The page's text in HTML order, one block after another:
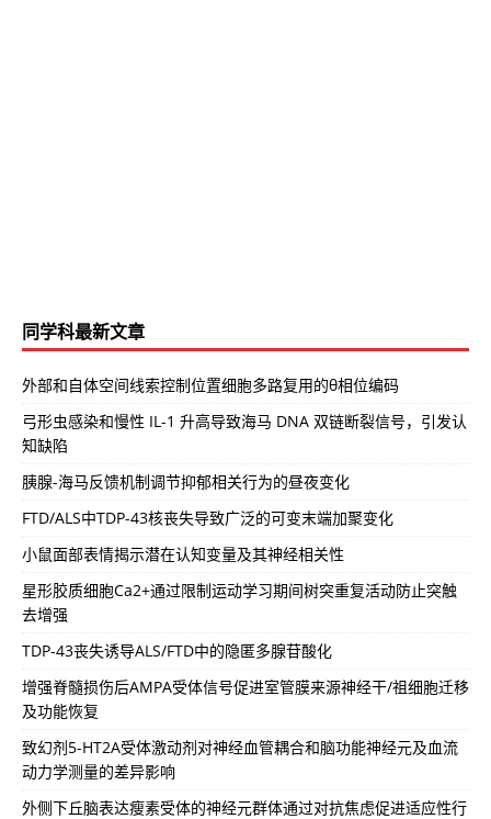
同学科最新文章
外部和自体空间线索控制位置细胞多路复用的θ相位编码
弓形虫感染和慢性 IL-1 升高导致海马 DNA 双链断裂信号，引发认
知缺陷
胰腺-海马反馈机制调节抑郁相关行为的昼夜变化
FTD/ALS中TDP-43核丧失导致广泛的可变末端加聚变化
小鼠面部表情揭示潜在认知变量及其神经相关性
星形胶质细胞Ca2+通过限制运动学习期间树突重复活动防止突触
去增强
TDP-43丧失诱导ALS/FTD中的隐匿多腺苷酸化
增强脊髓损伤后AMPA受体信号促进室管膜来源神经干/祖细胞迁移
及功能恢复
致幻剂5-HT2A受体激动剂对神经血管耦合和脑功能神经元及血流
动力学测量的差异影响
外侧下丘脑表达瘦素受体的神经元群体通过对抗焦虑促进适应性行